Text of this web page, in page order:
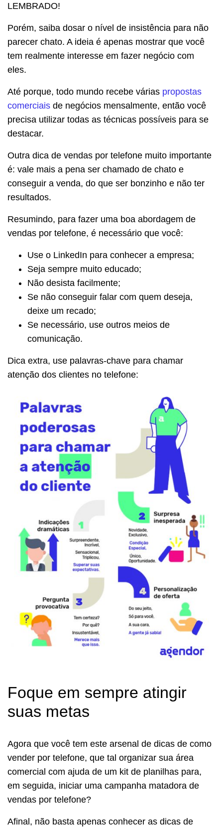
LEMBRADO!
Porém, saiba dosar o nível de insistência para não
parecer chato. A ideia é apenas mostrar que você
tem realmente interesse em fazer negócio com
eles.
Até porque, todo mundo recebe várias propostas
comerciais de negócios mensalmente, então você
precisa utilizar todas as técnicas possíveis para se
destacar.
Outra dica de vendas por telefone muito importante
é: vale mais a pena ser chamado de chato e
conseguir a venda, do que ser bonzinho e não ter
resultados.
Resumindo, para fazer uma boa abordagem de
vendas por telefone, é necessário que você:
Use o LinkedIn para conhecer a empresa;
Seja sempre muito educado;
Não desista facilmente;
Se não conseguir falar com quem deseja,
deixe um recado;
Se necessário, use outros meios de
comunicação.
Dica extra, use palavras-chave para chamar
atenção dos clientes no telefone:
Foque em sempre atingir
suas metas
Agora que você tem este arsenal de dicas de como
vender por telefone, que tal organizar sua área
comercial com ajuda de um kit de planilhas para,
em seguida, iniciar uma campanha matadora de
vendas por telefone?
Afinal, não basta apenas conhecer as dicas de